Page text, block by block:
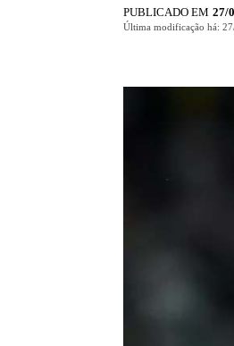
PUBLICADO EM 27/
Última modificação há: